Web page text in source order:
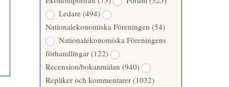
Å
R
A
T
T
A
R
E
Ledare (494)
Nationalekonomiska Föreningen (54)
Nationalekonomiska Föreningens
förhandlingar (122)
Recension/bokanmälan (940)
Repliker och kommentarer (1032)